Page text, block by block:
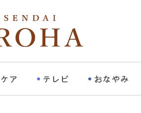
ア テレビ おなやみ